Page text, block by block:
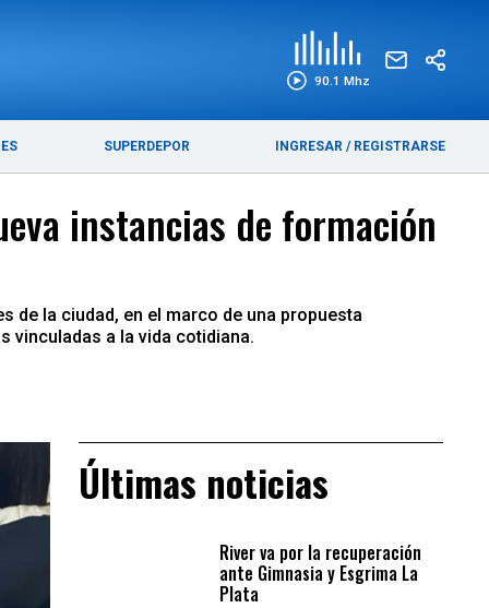
90.1 Mhz
SUPERDEPOR INGRESAR / REGISTRARSE
instancias de formación
de la ciudad, en el marco de una propuesta
vinculadas a la vida cotidiana.
Últimas noticias
River va por la recuperación
ante Gimnasia y Esgrima La
Plata